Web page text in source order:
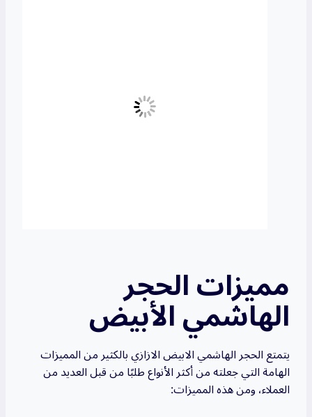
مميزات الحجر
الهاشمي الأبيض
يتمتع الحجر الهاشمي الابيض الازازي بالكثير من المميزات
الهامة التي جعلته من أكثر الأنواع طلبًا من قبل العديد من
العملاء، ومن هذه المميزات: